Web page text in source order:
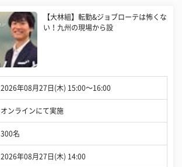
【大林組】転勤&ジョブローテは怖くな
い！九州の現場から設
2026年08月27日(木) 15:00〜16:00
オンラインにて実施
300名
2026年08月27日(木) 14:00